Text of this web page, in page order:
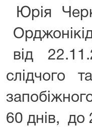
Юрія
від
слідчого
60 днів, до